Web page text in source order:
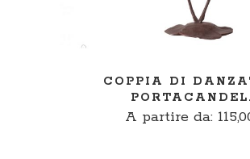
COPPIA DI
A partire da: